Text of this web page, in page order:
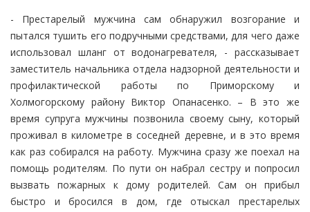
- Престарелый мужчина сам обнаружил возгорание и
пытался тушить его подручными средствами, для чего даже
использовал шланг от водонагревателя, - рассказывает
заместитель начальника отдела надзорной деятельности и
профилактической работы по Приморскому и
Холмогорскому району Виктор Опанасенко. – В это же
время супруга мужчины позвонила своему сыну, который
проживал в километре в соседней деревне, и в это время
как раз собирался на работу. Мужчина сразу же поехал на
помощь родителям. По пути он набрал сестру и попросил
вызвать пожарных к дому родителей. Сам он прибыл
быстро и бросился в дом, где отыскал престарелых